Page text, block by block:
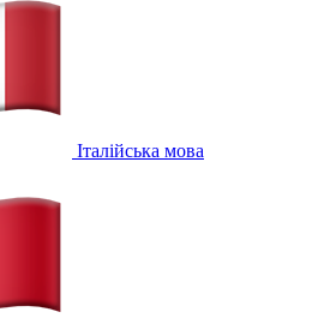
Італійська мова